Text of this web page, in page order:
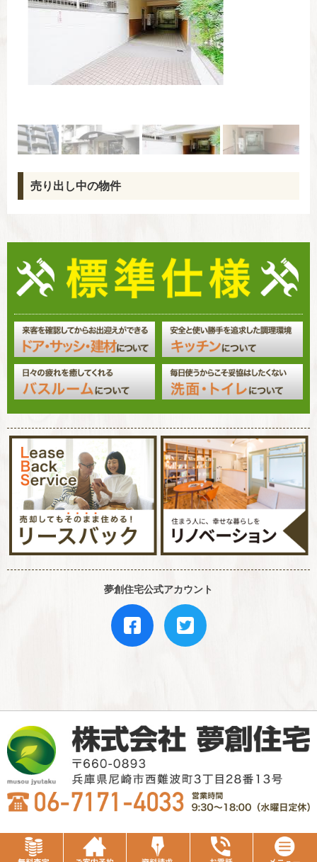
売り出し中の物件
夢創住宅公式アカウント